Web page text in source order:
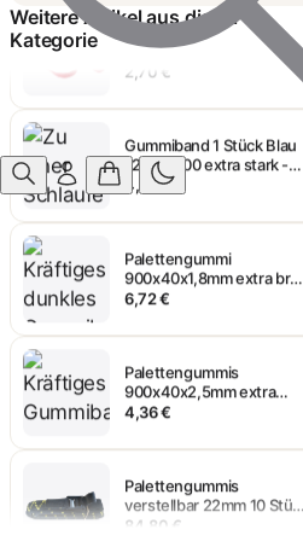
Weitere Artikel aus dieser
Kategorie
Palettenband 1 Stück Rot -
extra stark - UV-Schutz
2,70 €
1200 x 800 extra stark -
UV Schutz
4,39 €
900x40x1,8mm extra breit
1 Stück
6,72 €
900x40x2,5mm extra
breit 1 Stück
4,36 €
verstellbar 22mm 10 Stück
pro VE
84,80 €